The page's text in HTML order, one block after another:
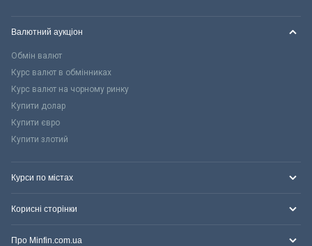
Валютний аукціон
Обмін валют
Курс валют в обмінниках
Курс валют на чорному ринку
Купити долар
Купити євро
Купити злотий
Курси по містах
Корисні сторінки
Про Minfin.com.ua